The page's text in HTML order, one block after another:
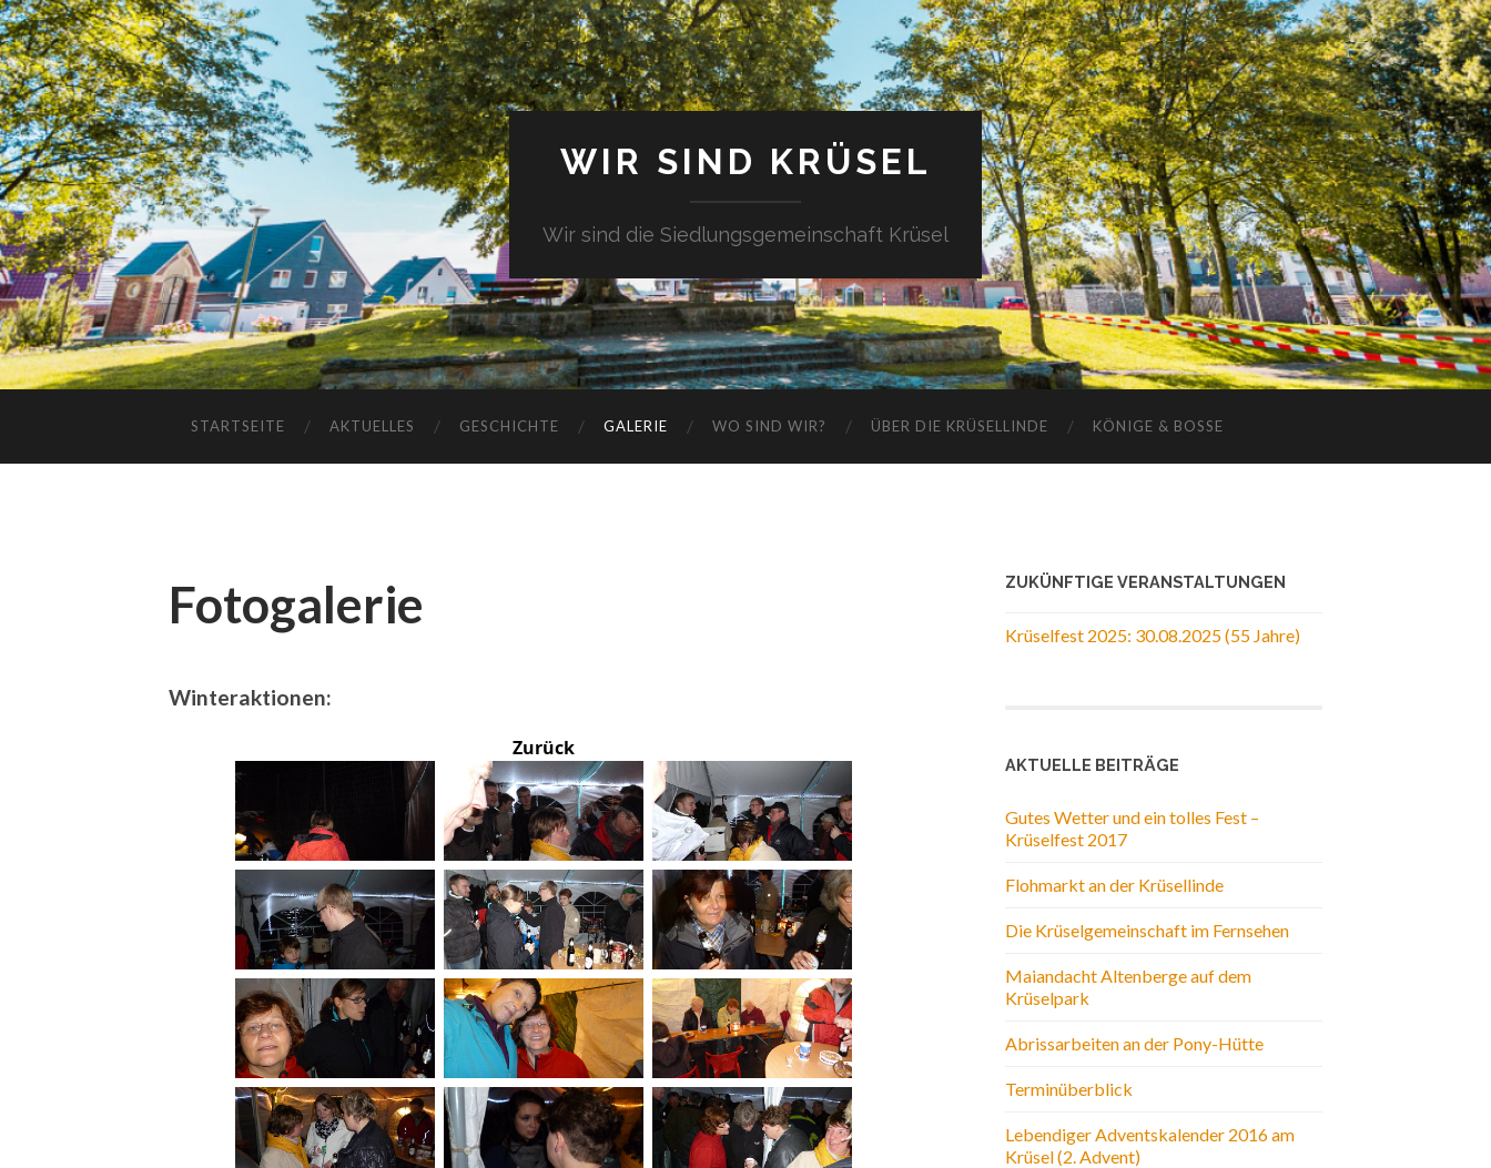
WIR SIND KRÜSEL
Wir sind die Siedlungsgemeinschaft Krüsel
STARTSEITE AKTUELLES GESCHICHTE GALERIE WO SIND WIR? ÜBER DIE KRÜSELLINDE KÖNIGE & BOSSE
Fotogalerie
Winteraktionen:
Zurück
ZUKÜNFTIGE VERANSTALTUNGEN
Krüselfest 2025: 30.08.2025 (55 Jahre)
AKTUELLE BEITRÄGE
Gutes Wetter und ein tolles Fest –
Krüselfest 2017
Flohmarkt an der Krüsellinde
Die Krüselgemeinschaft im Fernsehen
Maiandacht Altenberge auf dem
Krüselpark
Abrissarbeiten an der Pony-Hütte
Terminüberblick
Lebendiger Adventskalender 2016 am
Krüsel (2. Advent)